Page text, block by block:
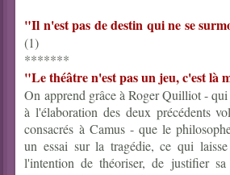
"Il n'est pas de destin qui ne se
(1)
*******
"Le théâtre n'est pas un jeu, c'est là
On apprend grâce à Roger Quilliot -
à l'élaboration des deux précédents
consacrés à Camus - que le
un essai sur la tragédie, ce qui
l'intention de théoriser, de justifier